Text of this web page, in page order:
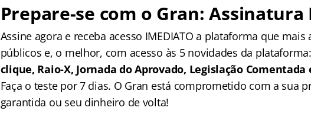
Prepare-se com o Gran: Assinatura
Assine agora e receba acesso IMEDIATO a plataforma que
públicos e, o melhor, com acesso às 5 novidades da plataforma:
clique, Raio-X, Jornada do Aprovado, Legislação
Faça o teste por 7 dias. O Gran está comprometido com a sua
garantida ou seu dinheiro de volta!